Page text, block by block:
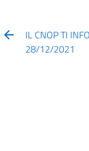
IL CNOP TI
28/12/2021